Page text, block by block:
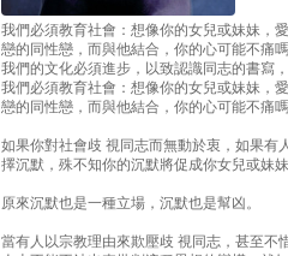
我們必須教育社會：想像你的女兒或妹妹，
戀的同性戀，而與他結合，你的心可能不痛
我們的文化必須進步，以致認識同志的書寫
我們必須教育社會：想像你的女兒或妹妹，
戀的同性戀，而與他結合，你的心可能不痛
如果你對社會歧 視同志而無動於衷，如果有
擇沉默，殊不知你的沉默將促成你女兒或妹妹
原來沉默也是一種立場，沉默也是幫凶。
當有人以宗教理由來欺壓歧 視同志，甚至不